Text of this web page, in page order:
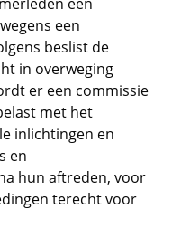
een
beslist de
in overweging
er een commissie
met het
inlichtingen en
en
hun aftreden, voor
terecht voor